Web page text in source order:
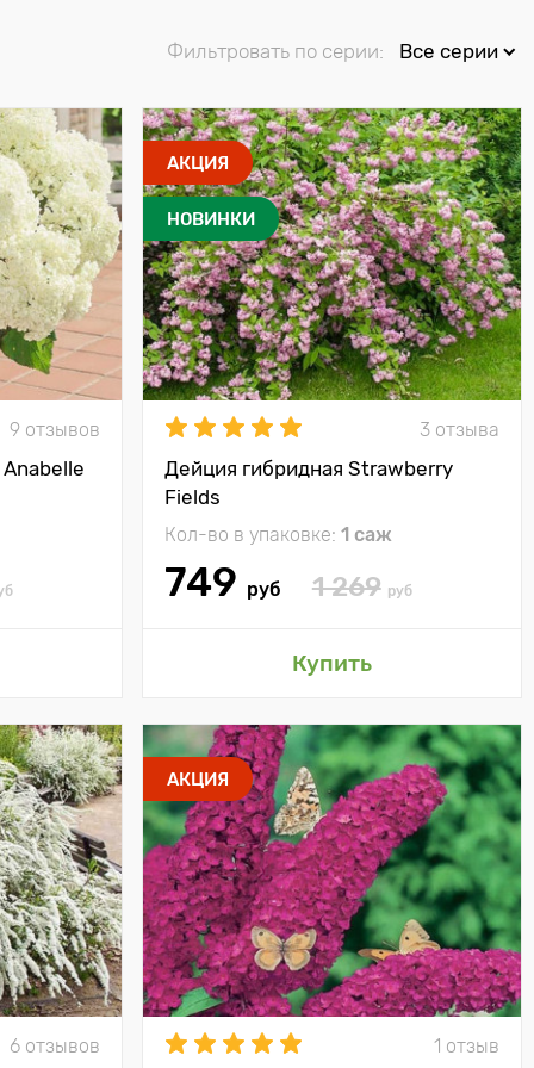
Фильтровать по серии: Все серии
9 отзывов
АКЦИЯ
НОВИНКИ
3 отзыва
Дейция гибридная Strawberry
Fields
Кол-во в упаковке: 1 саж
749 руб 1 269 руб
Купить
6 отзывов
АКЦИЯ
1 отзыв